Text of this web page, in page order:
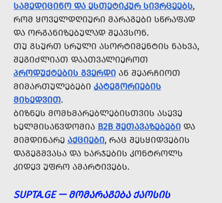
ᲡᲐᲛᲔᲓᲘᲪᲘᲜᲝ ᲓᲐ ᲔᲡᲗᲔᲢᲘᲙᲣᲠ ᲡᲘᲕᲠᲪᲔᲔᲑᲡ,
ᲠᲝᲛ ᲧᲝᲕᲔᲚᲓᲦᲘᲣᲠᲘ ᲛᲐᲠᲐᲒᲔᲑᲘ ᲡᲬᲠᲐᲤᲐᲓ
ᲓᲐ ᲝᲠᲒᲐᲜᲘᲖᲔᲑᲣᲚᲐᲓ ᲨᲔᲐᲕᲡᲝᲜ.
ᲗᲣ ᲒᲡᲣᲠᲗ ᲡᲠᲣᲚᲘ ᲐᲡᲝᲠᲢᲘᲛᲔᲜᲢᲘᲡ ᲜᲐᲮᲕᲐ,
ᲨᲔᲒᲘᲫᲚᲘᲐᲗ ᲓᲐᲐᲗᲕᲐᲚᲘᲔᲠᲝᲗ
ᲞᲠᲝᲓᲣᲥᲢᲔᲑᲘᲡ ᲒᲕᲔᲠᲓᲘ ᲐᲜ ᲨᲔᲐᲠᲩᲘᲝᲗ
ᲛᲘᲛᲐᲠᲗᲣᲚᲔᲑᲔᲑᲘ ᲙᲐᲢᲔᲒᲝᲠᲘᲔᲑᲘᲡ
ᲛᲘᲮᲔᲓᲕᲘᲗ.
ᲑᲘᲖᲜᲔᲡ ᲛᲝᲛᲮᲛᲐᲠᲔᲑᲚᲔᲑᲘᲡᲗᲕᲘᲡ ᲐᲡᲔᲕᲔ
ᲮᲔᲚᲛᲘᲡᲐᲬᲕᲓᲝᲛᲘᲐ B2B ᲨᲔᲗᲐᲕᲐᲖᲔᲑᲔᲑᲘ ᲓᲐ
ᲛᲘᲛᲓᲘᲜᲐᲠᲔ ᲐᲥᲪᲘᲔᲑᲘ, ᲠᲐᲪ ᲨᲔᲡᲧᲘᲓᲕᲔᲑᲘᲡ
ᲓᲐᲒᲔᲒᲛᲕᲐᲡᲐ ᲓᲐ ᲮᲐᲠᲯᲔᲑᲘᲡ ᲙᲝᲜᲢᲠᲝᲚᲡ
ᲙᲘᲓᲔᲕ ᲣᲤᲠᲝ ᲐᲛᲐᲠᲢᲘᲕᲔᲑᲡ.
SUPTA.GE — ᲛᲝᲛᲐᲠᲐᲒᲔᲑᲐ ᲥᲐᲝᲡᲘᲡ